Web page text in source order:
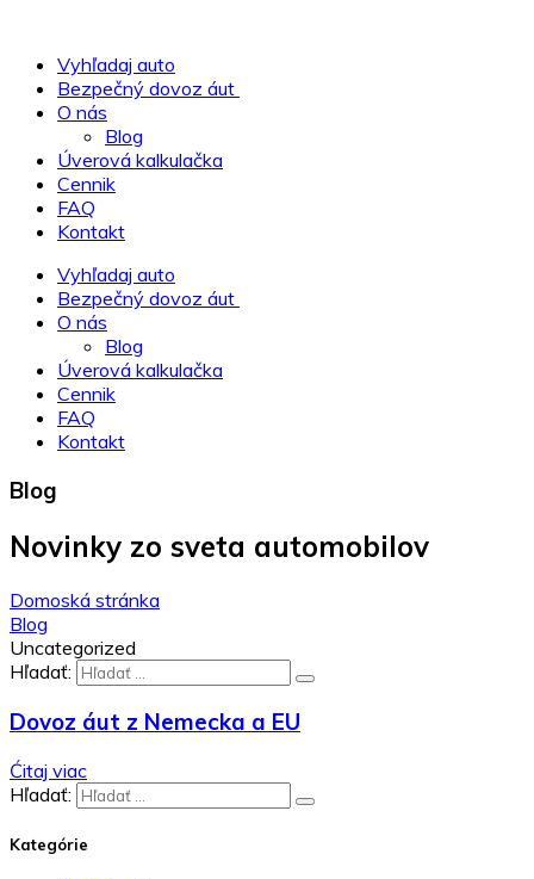
Vyhľadaj auto
Bezpečný dovoz áut
O nás
Blog
Úverová kalkulačka
Cennik
FAQ
Kontakt
Vyhľadaj auto
Bezpečný dovoz áut
O nás
Blog
Úverová kalkulačka
Cennik
FAQ
Kontakt
Blog
Novinky zo sveta automobilov
Domoská stránka
Blog
Uncategorized
Hľadať:
Dovoz áut z Nemecka a EU
Ćitaj viac
Hľadať:
Kategórie